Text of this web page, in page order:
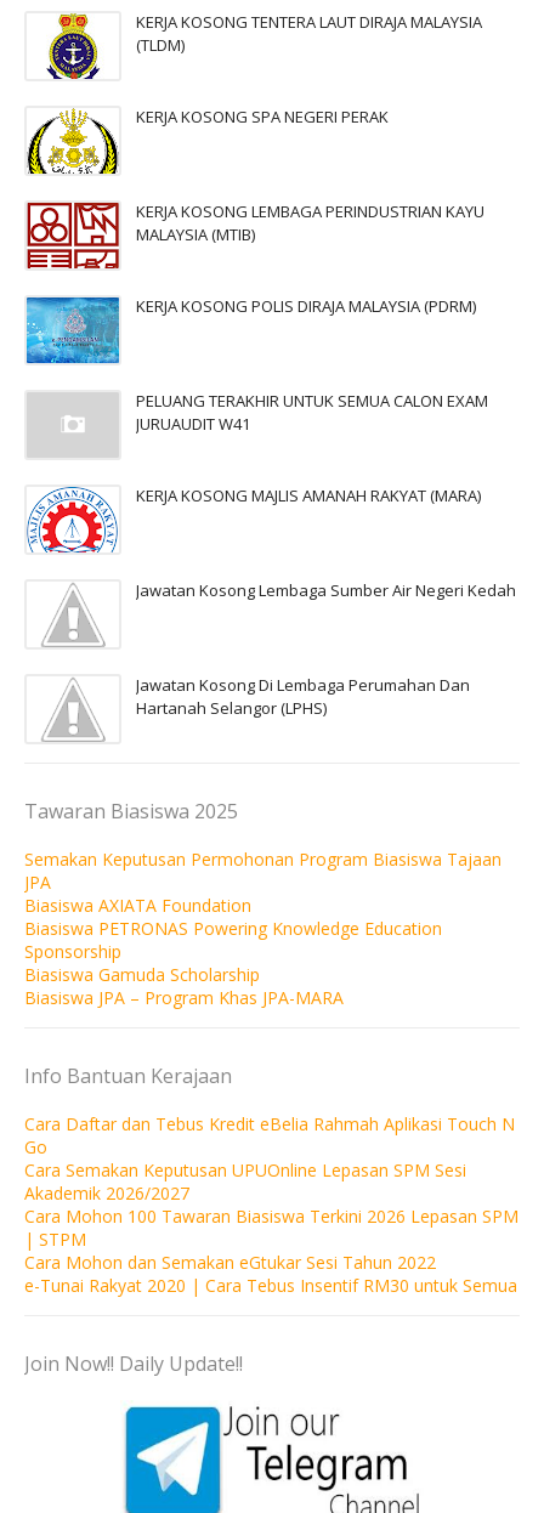
KERJA KOSONG TENTERA LAUT DIRAJA MALAYSIA
(TLDM)
KERJA KOSONG SPA NEGERI PERAK
KERJA KOSONG LEMBAGA PERINDUSTRIAN KAYU
MALAYSIA (MTIB)
KERJA KOSONG POLIS DIRAJA MALAYSIA (PDRM)
PELUANG TERAKHIR UNTUK SEMUA CALON EXAM
JURUAUDIT W41
KERJA KOSONG MAJLIS AMANAH RAKYAT (MARA)
Jawatan Kosong Lembaga Sumber Air Negeri Kedah
Jawatan Kosong Di Lembaga Perumahan Dan
Hartanah Selangor (LPHS)
Tawaran Biasiswa 2025
Semakan Keputusan Permohonan Program Biasiswa Tajaan
JPA
Biasiswa AXIATA Foundation
Biasiswa PETRONAS Powering Knowledge Education
Sponsorship
Biasiswa Gamuda Scholarship
Biasiswa JPA – Program Khas JPA-MARA
Info Bantuan Kerajaan
Cara Daftar dan Tebus Kredit eBelia Rahmah Aplikasi Touch N
Go
Cara Semakan Keputusan UPUOnline Lepasan SPM Sesi
Akademik 2026/2027
Cara Mohon 100 Tawaran Biasiswa Terkini 2026 Lepasan SPM
| STPM
Cara Mohon dan Semakan eGtukar Sesi Tahun 2022
e-Tunai Rakyat 2020 | Cara Tebus Insentif RM30 untuk Semua
Join Now!! Daily Update!!